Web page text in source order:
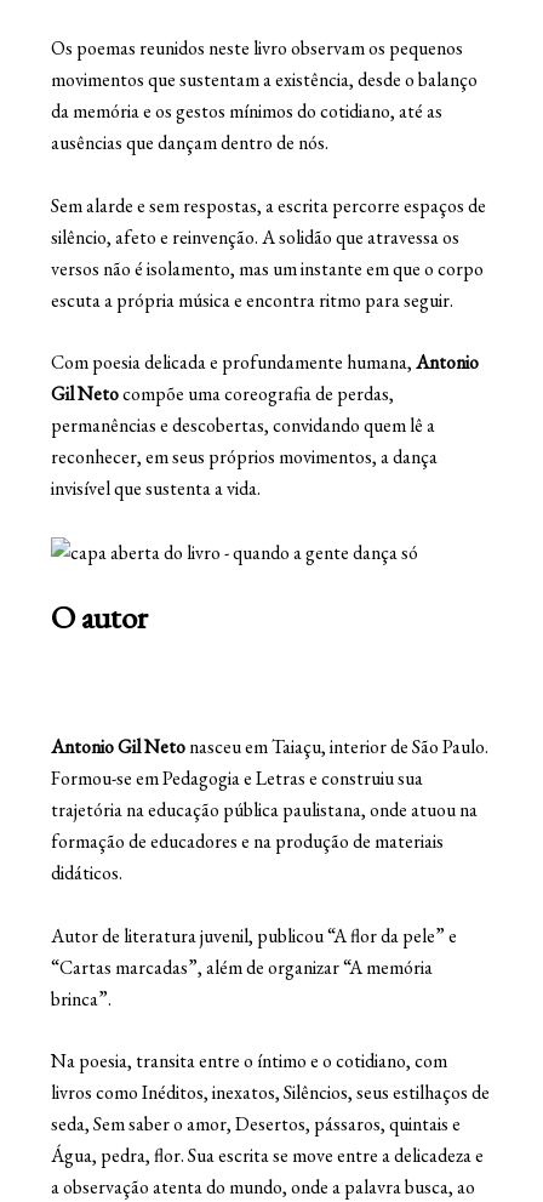
Os poemas reunidos neste livro observam os pequenos
movimentos que sustentam a existência, desde o balanço
da memória e os gestos mínimos do cotidiano, até as
ausências que dançam dentro de nós.
Sem alarde e sem respostas, a escrita percorre espaços de
silêncio, afeto e reinvenção. A solidão que atravessa os
versos não é isolamento, mas um instante em que o corpo
escuta a própria música e encontra ritmo para seguir.
Com poesia delicada e profundamente humana,Antonio
Gil Netocompõe uma coreografia de perdas,
permanências e descobertas, convidando quem lê a
reconhecer, em seus próprios movimentos, a dança
invisível que sustenta a vida.
O autor
Antonio Gil Netonasceu em Taiaçu, interior de São Paulo.
Formou-se em Pedagogia e Letras e construiu sua
trajetória na educação pública paulistana, onde atuou na
formação de educadores e na produção de materiais
didáticos.
Autor de literatura juvenil, publicou “A flor da pele” e
“Cartas marcadas”, além de organizar “A memória
brinca”.
Na poesia, transita entre o íntimo e o cotidiano, com
livros como Inéditos, inexatos, Silêncios, seus estilhaços de
seda, Sem saber o amor, Desertos, pássaros, quintais e
Água, pedra, flor. Sua escrita se move entre a delicadeza e
a observação atenta do mundo, onde a palavra busca, ao